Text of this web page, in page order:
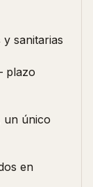
y sanitarias
plazo
un único
en